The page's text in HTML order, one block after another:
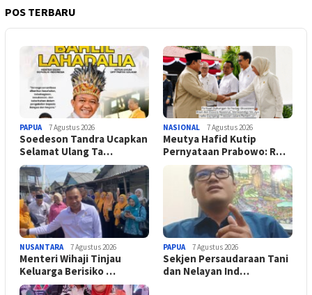
POS TERBARU
PAPUA 7 Agustus 2026
Soedeson Tandra Ucapkan
Selamat Ulang Ta…
NASIONAL 7 Agustus 2026
Meutya Hafid Kutip
Pernyataan Prabowo: R…
NUSANTARA 7 Agustus 2026
Menteri Wihaji Tinjau
Keluarga Berisiko …
PAPUA 7 Agustus 2026
Sekjen Persaudaraan Tani
dan Nelayan Ind…